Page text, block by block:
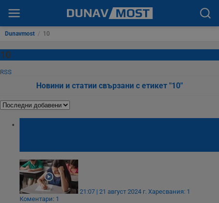
Dunavmost / 10
10
RSS
Новини и статии свързани с етикет "10"
21:07 | 21 август 2024 г. Харесвания: 1
Коментари: 1